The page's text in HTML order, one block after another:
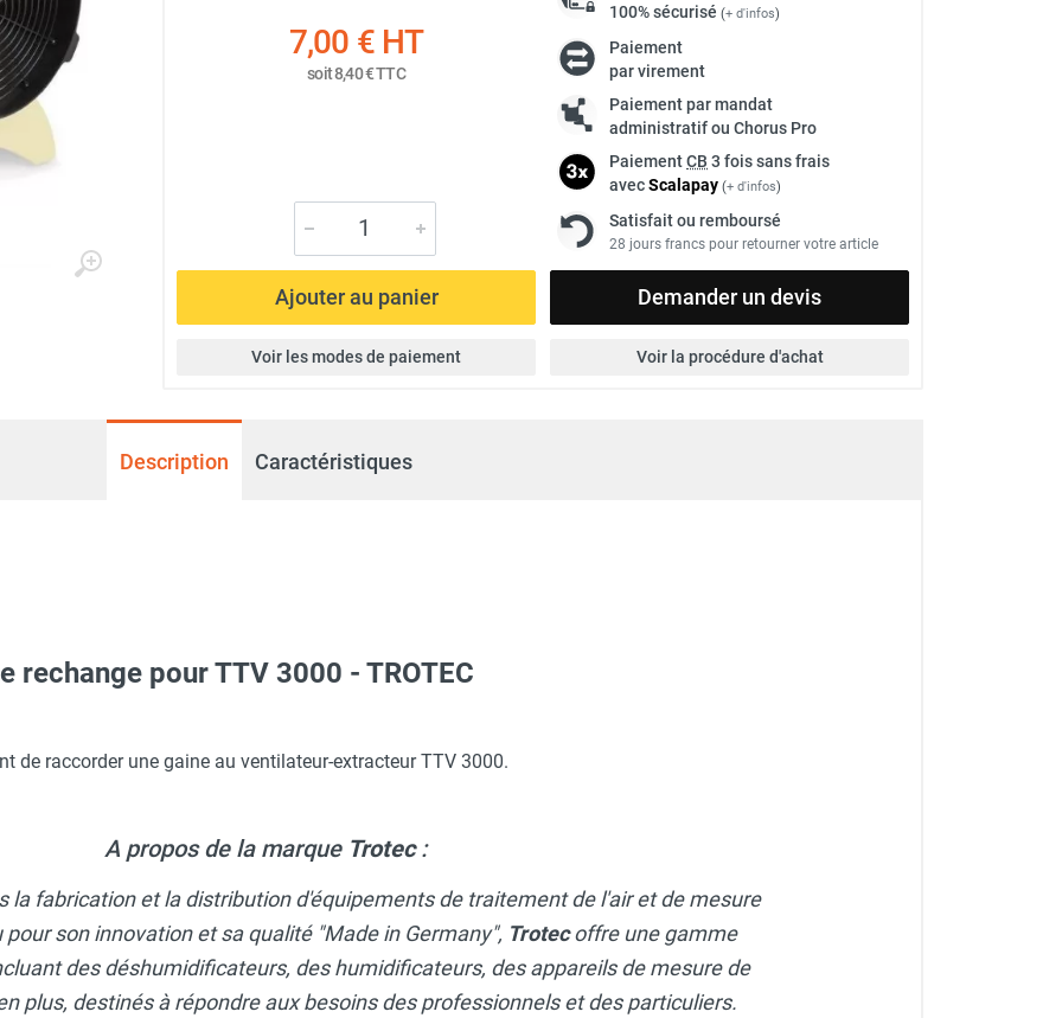
7,00 €HT
soit8,40 €TTC
100% sécurisé (+ d'infos)
Paiement
par virement
Paiement par mandat
administratif ou Chorus Pro
PaiementCB 3 fois sans frais
avecScalapay (+ d'infos)
Satisfait ou remboursé
28 jours francs pour retourner votre article
Ajouter au panier Demander un devis
Voir les modes de paiement Voir la procédure d'achat
Description Caractéristiques
rechange pour TTV 3000 - TROTEC
de raccorder une gaine au ventilateur-extracteur TTV 3000.
A propos de la marque Trotec:
la fabrication et la distribution d'équipements de traitement de l'air et de mesure
pour son innovation et sa qualité "Made in Germany", Trotecoffre une gamme
des déshumidificateurs, des humidificateurs, des appareils de mesure de
plus, destinés à répondre aux besoins des professionnels et des particuliers.